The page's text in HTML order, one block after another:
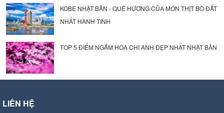
KOBE NHẬT BẢN - QUÊ HƯƠNG CỦA MÓN THỊT BÒ ĐẮT
NHẤT HÀNH TINH
TOP 5 ĐIỂM NGẮM HOA CHI ANH ĐẸP NHẤT NHẬT BẢN
LIÊN HỆ